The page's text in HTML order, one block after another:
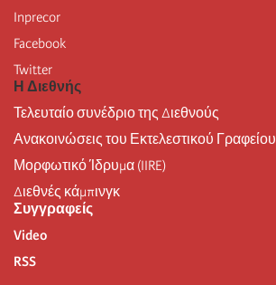
Inprecor
Facebook
Twitter
Η Διεθνής
Τελευταίο συνέδριο της Διεθνούς
Ανακοινώσεις του Εκτελεστικού Γραφείου
Μορφωτικό Ίδρυμα (IIRE)
Διεθνές κάμπινγκ
Συγγραφείς
Video
RSS